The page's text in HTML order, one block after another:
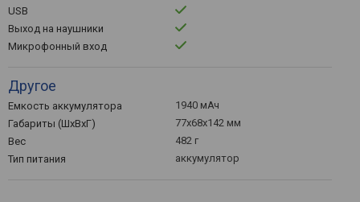
USB
Выход на наушники
Микрофонный вход
Другое
Емкость аккумулятора
1940 мАч
Габариты (ШхВхГ)
77x68x142 мм
Вес
482 г
Тип питания
аккумулятор